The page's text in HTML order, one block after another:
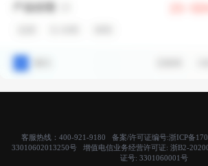
客服热线：400-921-9180 备案/许可证编号:浙ICP备
33010602013250号 增值电信业务经营许可证: 浙B2-
证号: 3301060001号